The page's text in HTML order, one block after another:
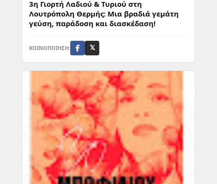
3η Γιορτή Λαδιού & Τυριού στη
Λουτρόπολη Θερμής: Μια βραδιά γεμάτη
γεύση, παράδοση και διασκέδαση!
ΚΟΙΝΟΠΟΙΗΣΗ: 𝕏